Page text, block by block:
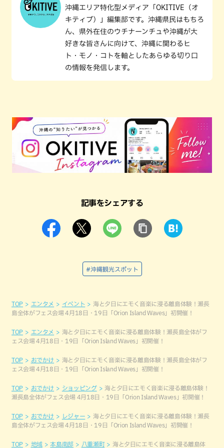
沖縄エリア特化型メディア「OKITIVE（オ
キティブ）」編集部です。沖縄県民はもちろ
ん、県外在住のウチナーンチュや沖縄が大
好きな皆さんに向けて、沖縄に関わるヒ
ト・モノ・コトを軸としたあらゆる切り口
の情報を発信します。
記事をシェアする
#沖縄観光スポット
TOP エンタメ イベント
海と夕日にエモく音楽に浸る離島体験！瀬長
島全体がフェス会場 4月18日・19日「Orion Island Waves」初開催！
TOP エンタメ
海と夕日にエモく音楽に浸る離島体験！瀬長島全体がフ
ェス会場 4月18日・19日「Orion Island Waves」初開催！
TOP おでかけ
海と夕日にエモく音楽に浸る離島体験！瀬長島全体がフ
ェス会場 4月18日・19日「Orion Island Waves」初開催！
TOP おでかけ ショッピング
海と夕日にエモく音楽に浸る離島体験！
瀬長島全体がフェス会場 4月18日・19日「Orion Island Waves」初開催！
TOP おでかけ レジャー
海と夕日にエモく音楽に浸る離島体験！瀬長
島全体がフェス会場 4月18日・19日「Orion Island Waves」初開催！
TOP 地域 本島南部 八重瀬町
海と夕日にエモく音楽に浸る離島体